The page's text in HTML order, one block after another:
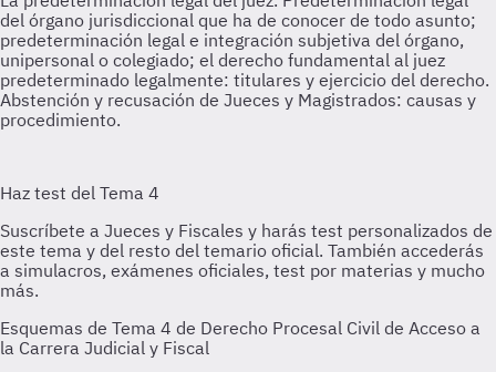
Esquemas de Tema 4 de Derecho Procesal Civil de Acceso a
la Carrera Judicial y Fiscal